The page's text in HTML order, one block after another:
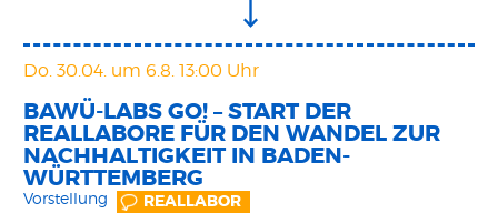
Do. 30.04. um 6.8. 13:00 Uhr
BAWÜ-LABS GO! – START DER
REALLABORE FÜR DEN WANDEL ZUR
NACHHALTIGKEIT IN BADEN-
WÜRTTEMBERG
Vorstellung REALLABOR